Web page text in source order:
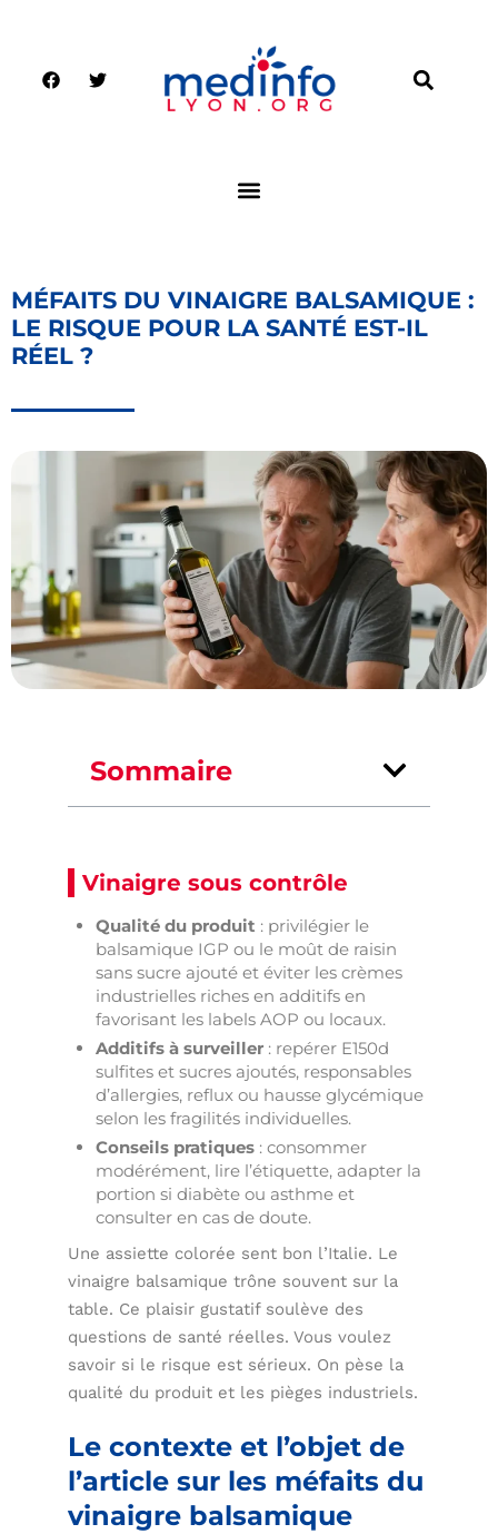
MÉFAITS DU VINAIGRE BALSAMIQUE :
LE RISQUE POUR LA SANTÉ EST-IL
RÉEL ?
Sommaire
Vinaigre sous contrôle
Qualité du produit : privilégier le
balsamique IGP ou le moût de raisin
sans sucre ajouté et éviter les crèmes
industrielles riches en additifs en
favorisant les labels AOP ou locaux.
Additifs à surveiller : repérer E150d
sulfites et sucres ajoutés, responsables
d’allergies, reflux ou hausse glycémique
selon les fragilités individuelles.
Conseils pratiques : consommer
modérément, lire l’étiquette, adapter la
portion si diabète ou asthme et
consulter en cas de doute.
Une assiette colorée sent bon l’Italie. Le
vinaigre balsamique trône souvent sur la
table. Ce plaisir gustatif soulève des
questions de santé réelles. Vous voulez
savoir si le risque est sérieux. On pèse la
qualité du produit et les pièges industriels.
Le contexte et l’objet de
l’article sur les méfaits du
vinaigre balsamique